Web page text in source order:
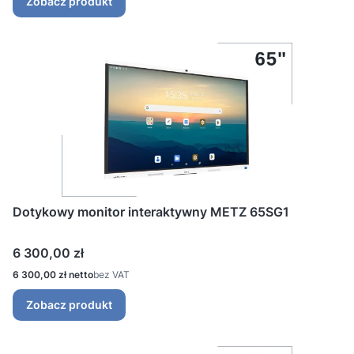
Dotykowy monitor interaktywny METZ 65SG1
Cena
6 300,00 zł
Cena
6 300,00 zł bez VAT
Zobacz produkt